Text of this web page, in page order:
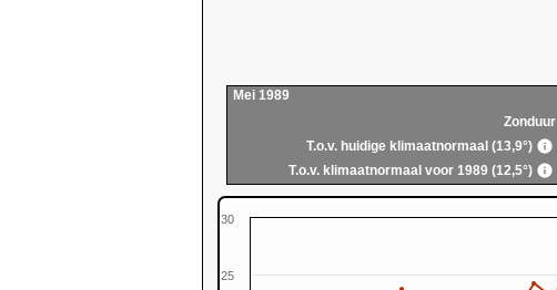
Mei 1989
Zonduur
T.o.v. huidige klimaatnormaal (13,9°)
T.o.v. klimaatnormaal voor 1989 (12,5°)
25
30